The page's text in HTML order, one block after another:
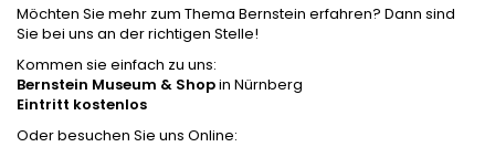
Möchten Sie mehr zum Thema Bernstein erfahren? Dann sind
Sie bei uns an der richtigen Stelle!
Kommen sie einfach zu uns:
Bernstein Museum & Shopin Nürnberg
Eintritt kostenlos
Oder besuchen Sie uns Online: